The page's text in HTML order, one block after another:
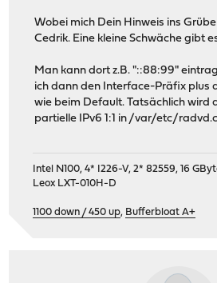
Wobei mich Dein Hinweis ins
Cedrik. Eine kleine Schwäche gibt
Man kann dort z.B. "::88:99"
ich dann den Interface-Präfix plus
wie beim Default. Tatsächlich wird
partielle IPv6 1:1 in /var/etc/
Intel N100, 4* I226-V, 2* 82559, 16
Leox LXT-010H-D
1100 down / 450 up, Bufferbloat A+